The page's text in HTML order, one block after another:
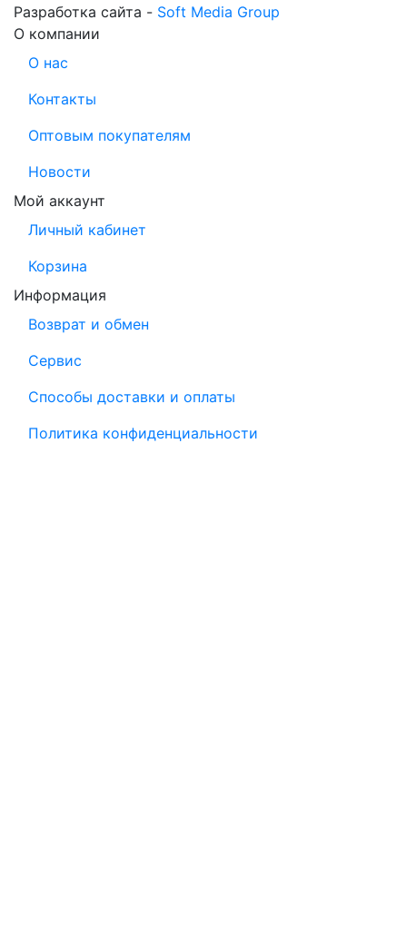
Разработка сайта - Soft Media Group
О компании
О нас
Контакты
Оптовым покупателям
Новости
Мой аккаунт
Личный кабинет
Корзина
Информация
Возврат и обмен
Сервис
Способы доставки и оплаты
Политика конфиденциальности